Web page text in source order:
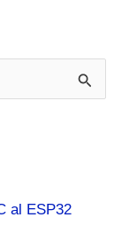
al ESP32